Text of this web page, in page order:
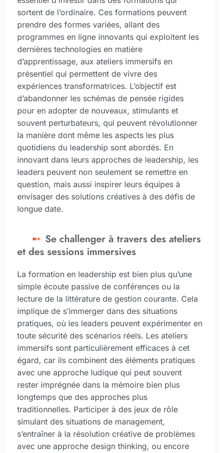
sortent de l’ordinaire. Ces formations peuvent
prendre des formes variées, allant des
programmes en ligne innovants qui exploitent les
dernières technologies en matière
d’apprentissage, aux ateliers immersifs en
présentiel qui permettent de vivre des
expériences transformatrices. L’objectif est
d’abandonner les schémas de pensée rigides
pour en adopter de nouveaux, stimulants et
souvent perturbateurs, qui peuvent révolutionner
la manière dont même les aspects les plus
quotidiens du leadership sont abordés. En
innovant dans leurs approches de leadership, les
leaders peuvent non seulement se remettre en
question, mais aussi inspirer leurs équipes à
envisager des solutions créatives à des défis de
longue date.
Se challenger à travers des ateliers
et des sessions immersives
La formation en leadership est bien plus qu’une
simple écoute passive de conférences ou la
lecture de la littérature de gestion courante. Cela
implique de s’immerger dans des situations
pratiques, où les leaders peuvent expérimenter en
toute sécurité des scénarios réels. Les ateliers
immersifs sont particulièrement efficaces à cet
égard, car ils combinent des éléments pratiques
avec une approche ludique qui peut souvent
rester imprégnée dans la mémoire bien plus
longtemps que des approches plus
traditionnelles. Participer à des jeux de rôle
simulant des situations de management,
s’entraîner à la résolution créative de problèmes
avec une approche design thinking, ou encore